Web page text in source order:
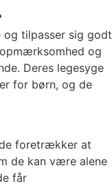
og tilpasser sig godt
og
Deres legesyge
for børn, og de
foretrækker at
de kan være alene
får